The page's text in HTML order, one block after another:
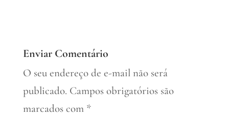
Enviar Comentário
O seu endereço de e-mail não será
publicado. Campos obrigatórios são
marcados com *